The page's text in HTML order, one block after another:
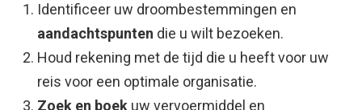
Identificeer uw droombestemmingen en
aandachtspunten die u wilt bezoeken.
Houd rekening met de tijd die u heeft voor uw
reis voor een optimale organisatie.
Zoek en boek uw vervoermiddel en